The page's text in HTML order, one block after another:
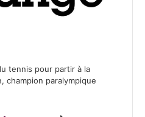
tennis pour partir à la
champion paralympique